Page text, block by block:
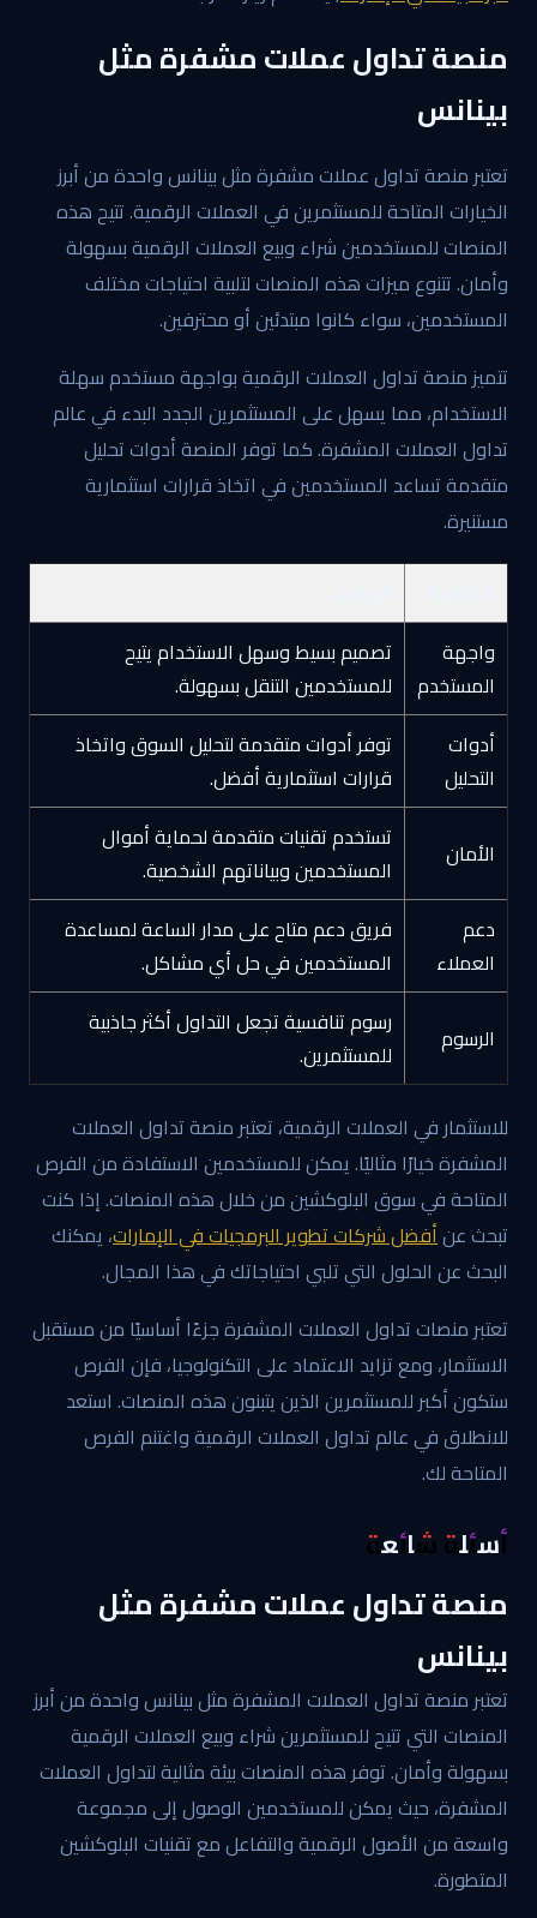
منصة تداول عملات مشفرة مثل
بينانس
تعتبر منصة تداول عملات مشفرة مثل بينانس واحدة من أبرز
الخيارات المتاحة للمستثمرين في العملات الرقمية. تتيح هذه
المنصات للمستخدمين شراء وبيع العملات الرقمية بسهولة
وأمان. تتنوع ميزات هذه المنصات لتلبية احتياجات مختلف
المستخدمين، سواء كانوا مبتدئين أو محترفين.
تتميز منصة تداول العملات الرقمية بواجهة مستخدم سهلة
الاستخدام، مما يسهل على المستثمرين الجدد البدء في عالم
تداول العملات المشفرة. كما توفر المنصة أدوات تحليل
متقدمة تساعد المستخدمين في اتخاذ قرارات استثمارية
مستنيرة.
واجهة
المستخدم
تصميم بسيط وسهل الاستخدام يتيح
للمستخدمين التنقل بسهولة.
أدوات
التحليل
توفر أدوات متقدمة لتحليل السوق واتخاذ
قرارات استثمارية أفضل.
الأمان
تستخدم تقنيات متقدمة لحماية أموال
المستخدمين وبياناتهم الشخصية.
دعم
العملاء
فريق دعم متاح على مدار الساعة لمساعدة
المستخدمين في حل أي مشاكل.
الرسوم
رسوم تنافسية تجعل التداول أكثر جاذبية
للمستثمرين.
للاستثمار في العملات الرقمية، تعتبر منصة تداول العملات
المشفرة خيارًا مثاليًا. يمكن للمستخدمين الاستفادة من الفرص
المتاحة في سوق البلوكشين من خلال هذه المنصات. إذا كنت
تبحث عنأفضل شركات تطوير البرمجيات في الإمارات، يمكنك
البحث عن الحلول التي تلبي احتياجاتك في هذا المجال.
تعتبر منصات تداول العملات المشفرة جزءًا أساسيًا من مستقبل
الاستثمار، ومع تزايد الاعتماد على التكنولوجيا، فإن الفرص
ستكون أكبر للمستثمرين الذين يتبنون هذه المنصات. استعد
للانطلاق في عالم تداول العملات الرقمية واغتنم الفرص
المتاحة لك.
أسئلة شائعة
منصة تداول عملات مشفرة مثل
بينانس
تعتبر منصة تداول العملات المشفرة مثل بينانس واحدة من أبرز
المنصات التي تتيح للمستثمرين شراء وبيع العملات الرقمية
بسهولة وأمان. توفر هذه المنصات بيئة مثالية لتداول العملات
المشفرة، حيث يمكن للمستخدمين الوصول إلى مجموعة
واسعة من الأصول الرقمية والتفاعل مع تقنيات البلوكشين
المتطورة.